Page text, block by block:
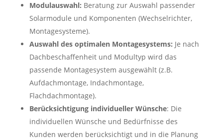
Modulauswahl: Beratung zur Auswahl passender
Solarmodule und Komponenten (Wechselrichter,
Montagesysteme).
Auswahl des optimalen Montagesystems: Je nach
Dachbeschaffenheit und Modultyp wird das
passende Montagesystem ausgewählt (z.B.
Aufdachmontage, Indachmontage,
Flachdachmontage).
Berücksichtigung individueller Wünsche: Die
individuellen Wünsche und Bedürfnisse des
Kunden werden berücksichtigt und in die Planung